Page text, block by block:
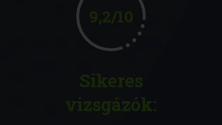
9,2/10
Sikeres
vizsgázók: